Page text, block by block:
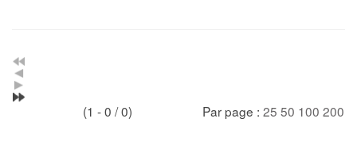
(1 - 0 / 0) Par page : 25 50 100 200